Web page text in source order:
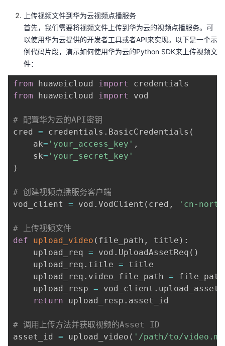
博
客
的
论
坛
我
的
圈
我
的
我
堂
我
的
程
我
认
的
我
藏
我
的
技
术
持
我
的
云
建
上传视频文件到华为云视频点播服务
首先，我们需要将视频文件上传到华为云的视频点播服务。可
以使用华为云提供的开发者工具或者API来实现。以下是一个示
例代码片段，演示如何使用华为云的Python SDK来上传视频文
件：
from huaweicloud import
from huaweicloud import vod
# 配置华为云的API密钥
cred = credentials . BasicCredentials (
    ak
= 'your_access_key' ,
    sk
= 'your_secret_key'
)
# 创建视频点播服务客户端
vod_client = vod . VodClient ( cred , 'cn-
# 上传视频文件
def
upload_video ( file_path , title ) :
    upload_req
= vod . UploadAssetReq ( )
    upload_req
. title = title
    upload_req
. video_file_path = file_path
    upload_resp
= vod_client . upload_asset
return upload_resp . asset_id
# 调用上传方法并获取视频的Asset ID
asset_id = upload_video ( '/path/to/